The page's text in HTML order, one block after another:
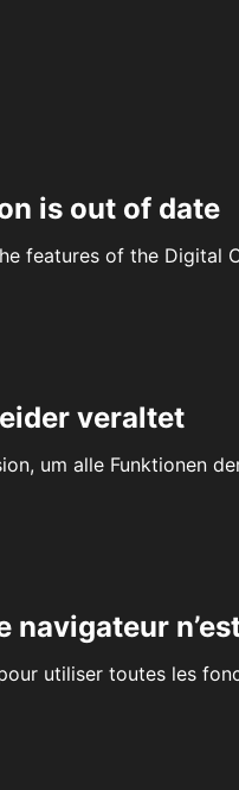
is out of date
features of the Digital
veraltet
um alle Funktionen
navigateur
utiliser toutes les